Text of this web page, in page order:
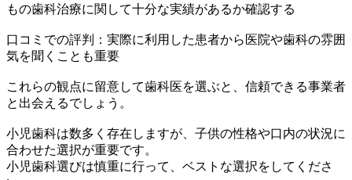
もの歯科治療に関して十分な実績があるか確認する
口コミでの評判：実際に利用した患者から医院や歯科の雰囲
気を聞くことも重要
これらの観点に留意して歯科医を選ぶと、信頼できる事業者
と出会えるでしょう。
小児歯科は数多く存在しますが、子供の性格や口内の状況に
合わせた選択が重要です。
小児歯科選びは慎重に行って、ベストな選択をしてくださ